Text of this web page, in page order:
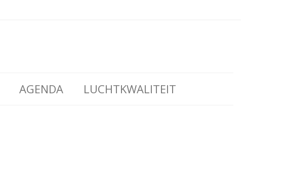
AGENDA LUCHTKWALITEIT